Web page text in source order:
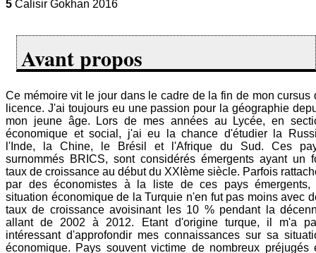
5 Calisir Gokhan 2016
Avant propos
Ce mémoire vit le jour dans le cadre de la fin de mon cursus
licence. J'ai toujours eu une passion pour la géographie
mon jeune âge. Lors de mes années au Lycée, en
économique et social, j'ai eu la chance d'étudier la
l'Inde, la Chine, le Brésil et l'Afrique du Sud. Ces
surnommés BRICS, sont considérés émergents ayant un
taux de croissance au début du XXIème siècle. Parfois
par des économistes à la liste de ces pays émergents,
situation économique de la Turquie n'en fut pas moins avec
taux de croissance avoisinant les 10 % pendant la
allant de 2002 à 2012. Etant d'origine turque, il m'a
intéressant d'approfondir mes connaissances sur sa
économique. Pays souvent victime de nombreux préjugés